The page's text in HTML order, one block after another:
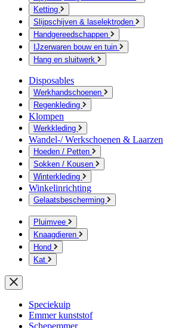
Ketting
Slijpschijven & laselektroden
Handgereedschappen
IJzerwaren bouw en tuin
Hang en sluitwerk
Disposables
Werkhandschoenen
Regenkleding
Klompen
Werkkleding
Wandel-/ Werkschoenen & Laarzen
Hoeden / Petten
Sokken / Kousen
Winterkleding
Winkelinrichting
Gelaatsbescherming
Pluimvee
Knaagdieren
Hond
Kat
Speciekuip
Emmer kunststof
Schepemmer